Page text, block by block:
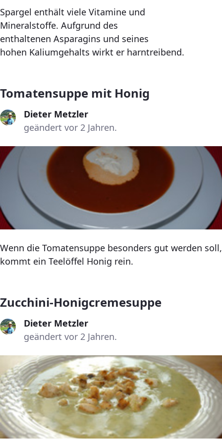
Spargel enthält viele Vitamine und
Mineralstoffe. Aufgrund des
enthaltenen Asparagins und seines
hohen Kaliumgehalts wirkt er harntreibend.
Tomatensuppe mit Honig
Dieter Metzler
geändert vor 2 Jahren.
Wenn die Tomatensuppe besonders gut werden soll,
kommt ein Teelöffel Honig rein.
Zucchini-Honigcremesuppe
Dieter Metzler
geändert vor 2 Jahren.